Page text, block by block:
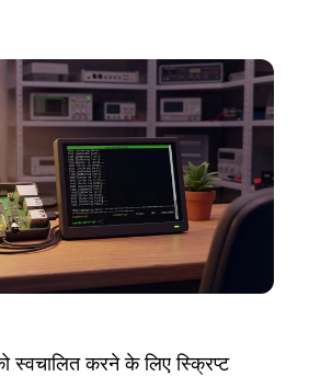
स्वचालित करने के लिए स्क्रिप्ट